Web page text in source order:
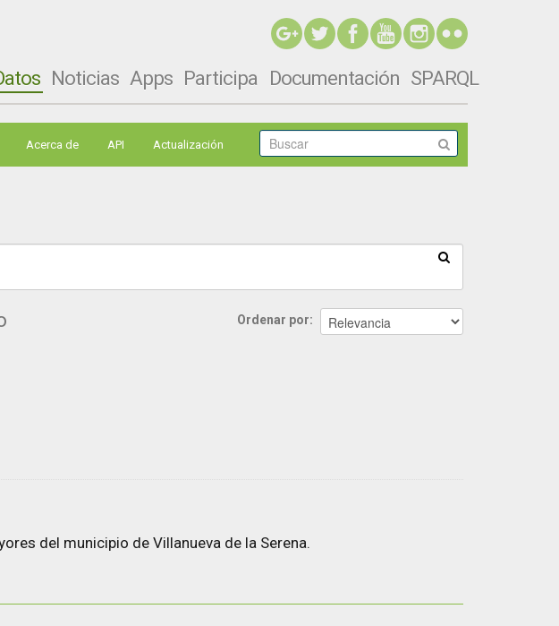
Noticias Apps Participa Documentación SPARQL
Acerca de API Actualización
Ordenar por
del municipio de Villanueva de la Serena.